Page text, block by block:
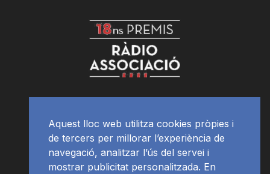
Aquest lloc web utilitza cookies pròpies i
de tercers per millorar l’experiència de
navegació, analitzar l’ús del servei i
mostrar publicitat personalitzada. En